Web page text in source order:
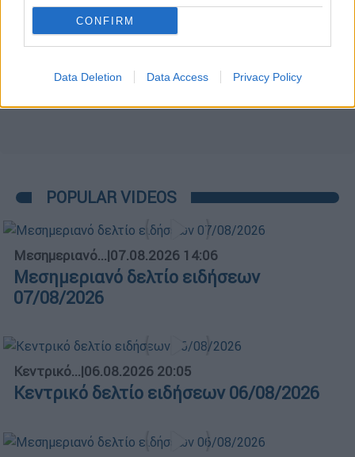
CONFIRM
Data Deletion Data Access Privacy Policy
POPULAR VIDEOS
Μεσημεριανό...|07.08.2026 14:06
Μεσημεριανό δελτίο ειδήσεων
07/08/2026
Κεντρικό...|06.08.2026 20:05
Κεντρικό δελτίο ειδήσεων 06/08/2026